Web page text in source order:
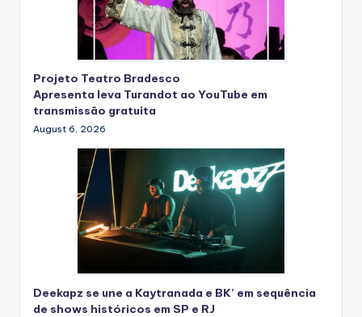
Projeto Teatro Bradesco
Apresenta leva Turandot ao YouTube em
transmissão gratuita
August 6, 2026
Deekapz se une a Kaytranada e BK’ em sequência
de shows históricos em SP e RJ